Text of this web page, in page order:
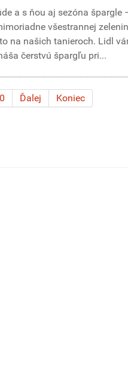
a s ňou aj sezóna špargle
všestrannej
na našich tanieroch. Lidl
čerstvú špargľu pri...
Ďalej
Koniec